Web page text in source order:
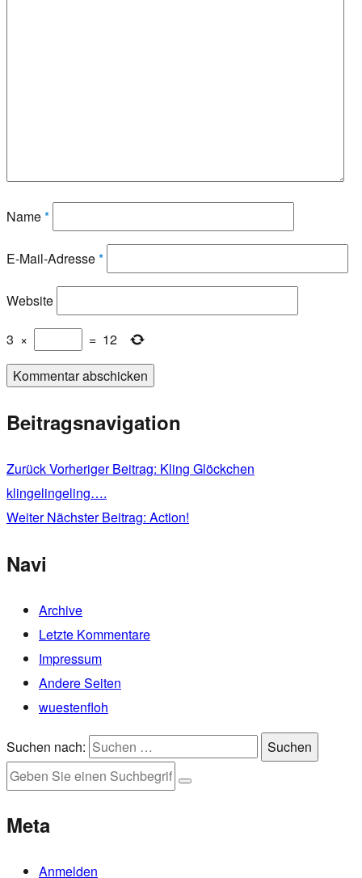
Name*
E-Mail-Adresse*
Website
3 × = 12
Beitragsnavigation
ZurückVorheriger Beitrag: Kling Glöckchen
klingelingeling….
Weiter Nächster Beitrag: Action!
Navi
Archive
Letzte Kommentare
Impressum
Andere Seiten
wuestenfloh
Suchen nach: Suchen
Meta
Anmelden